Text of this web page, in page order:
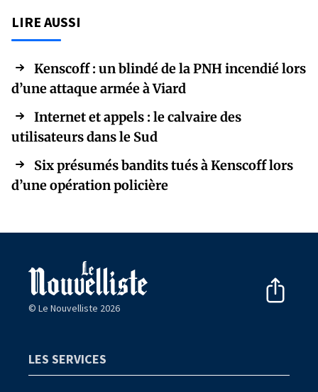
LIRE AUSSI
Kenscoff : un blindé de la PNH incendié lors
d’une attaque armée à Viard
Internet et appels : le calvaire des
utilisateurs dans le Sud
Six présumés bandits tués à Kenscoff lors
d’une opération policière
© Le Nouvelliste 2026
LES SERVICES